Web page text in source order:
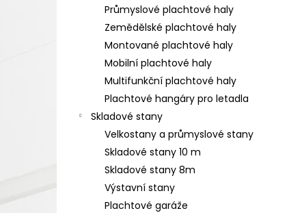
Průmyslové plachtové haly
Zemědělské plachtové haly
Montované plachtové haly
Mobilní plachtové haly
Multifunkční plachtové haly
Plachtové hangáry pro letadla
Skladové stany
Velkostany a průmyslové stany
Skladové stany 10 m
Skladové stany 8m
Výstavní stany
Plachtové garáže